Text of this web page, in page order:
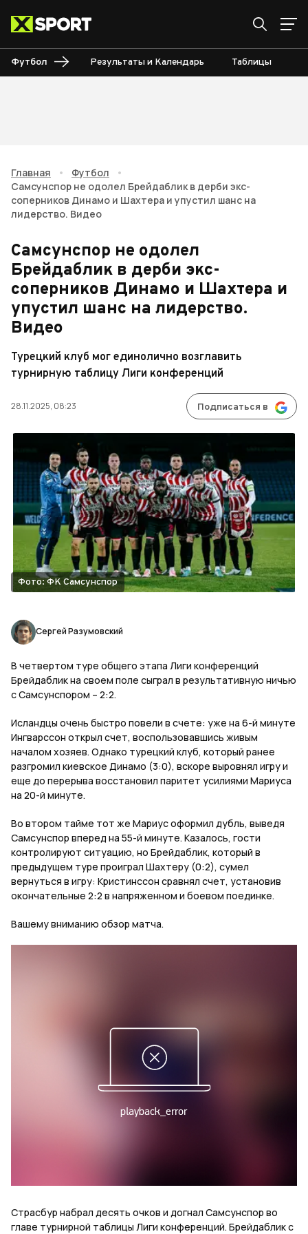
Футбол Результаты и Календарь Таблицы
Главная • Футбол
•
Самсунспор не одолел Брейдаблик в дерби экс-
соперников Динамо и Шахтера и упустил шанс на
лидерство. Видео
Самсунспор не одолел
Брейдаблик в дерби экс-
соперников Динамо и Шахтера и
упустил шанс на лидерство.
Видео
Турецкий клуб мог единолично возглавить
турнирную таблицу Лиги конференций
28.11.2025, 08:23 Подписаться в
Фото: ФК Самсунспор
Сергей Разумовский
В четвертом туре общего этапа Лиги конференций
Брейдаблик на своем поле сыграл в результативную ничью
с Самсунспором – 2:2.
Исландцы очень быстро повели в счете: уже на 6-й минуте
Ингварссон открыл счет, воспользовавшись живым
началом хозяев. Однако турецкий клуб, который ранее
разгромил киевское Динамо (3:0), вскоре выровнял игру и
еще до перерыва восстановил паритет усилиями Мариуса
на 20-й минуте.
Во втором тайме тот же Мариус оформил дубль, выведя
Самсунспор вперед на 55-й минуте. Казалось, гости
контролируют ситуацию, но Брейдаблик, который в
предыдущем туре проиграл Шахтеру (0:2), сумел
вернуться в игру: Кристинссон сравнял счет, установив
окончательные 2:2 в напряженном и боевом поединке.
Вашему вниманию обзор матча.
Страсбур набрал десять очков и догнал Самсунспор во
главе турнирной таблицы Лиги конференций. Брейдаблик с